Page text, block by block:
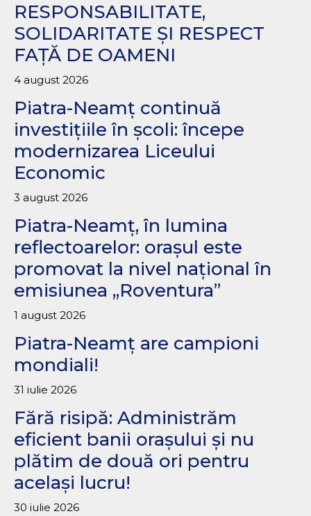
RESPONSABILITATE,
SOLIDARITATE ȘI RESPECT
FAȚĂ DE OAMENI
4 august 2026
Piatra-Neamț continuă
investițiile în școli: începe
modernizarea Liceului
Economic
3 august 2026
Piatra-Neamț, în lumina
reflectoarelor: orașul este
promovat la nivel național în
emisiunea „Roventura”
1 august 2026
Piatra-Neamț are campioni
mondiali!
31 iulie 2026
Fără risipă: Administrăm
eficient banii orașului și nu
plătim de două ori pentru
același lucru!
30 iulie 2026